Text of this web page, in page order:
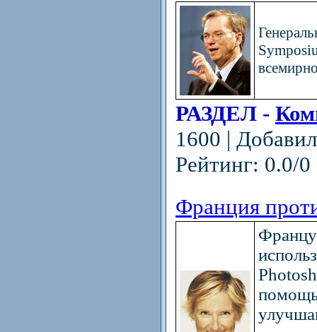
РАЗДЕЛ -
1600 |
Рейтинг: 0.0/
Франция